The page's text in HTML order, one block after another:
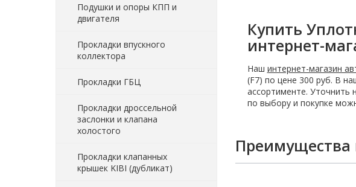
Подушки и опоры КПП и
двигателя
Прокладки впускного
коллектора
Прокладки ГБЦ
Прокладки дроссельной
заслонки и клапана
холостого
Прокладки клапанных
крышек KIBI (дубликат)
Купить
интернет-
Наш интернет-магазин
(F7) по цене 300 руб. В
ассортименте. Уточнить
по выбору и покупке
Преимущества